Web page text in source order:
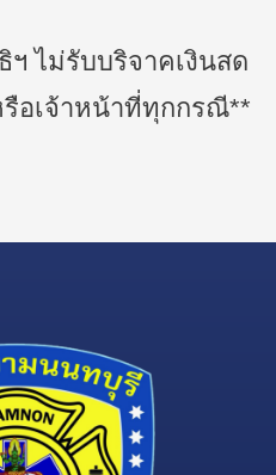
ไม่รับบริจาคเงินสด
อเจ้าหน้าที่ทุกกรณี**